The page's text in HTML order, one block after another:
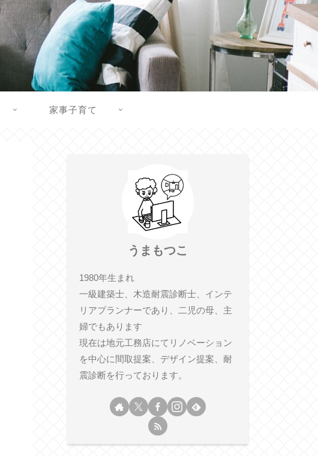
家事子育て
うまもつこ
1980年生まれ
一級建築士、木造耐震診断士、インテ
リアプランナーであり、二児の母、主
婦でもあります
現在は地元工務店にてリノベーション
を中心に間取提案、デザイン提案、耐
震診断を行っております。